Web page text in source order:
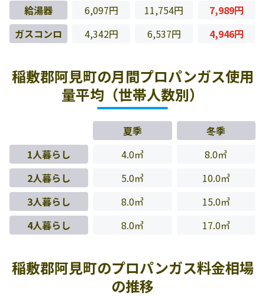
給湯器
6,097円 11,754円
7,989円
ガスコンロ
4,342円 6,537円 4,946円
稲敷郡阿見町の月間プロパンガス使用
量平均（世帯人数別）
夏季
冬季
1人暮らし
4.0㎥
8.0㎥
2人暮らし
5.0㎥
10.0㎥
3人暮らし
8.0㎥
15.0㎥
4人暮らし
8.0㎥ 17.0㎥
稲敷郡阿見町のプロパンガス料金相場
の推移